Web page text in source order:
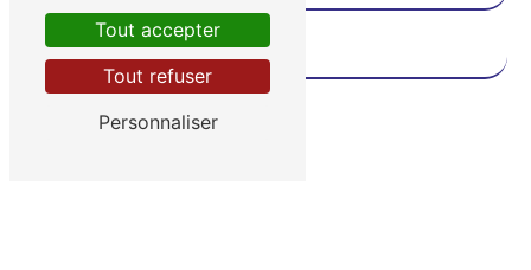
Tout accepter
Tout refuser
Personnaliser